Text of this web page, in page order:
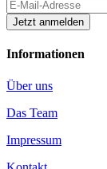
Informationen
Über uns
Das Team
Impressum